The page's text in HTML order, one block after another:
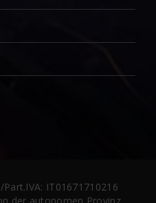
IT01671710216